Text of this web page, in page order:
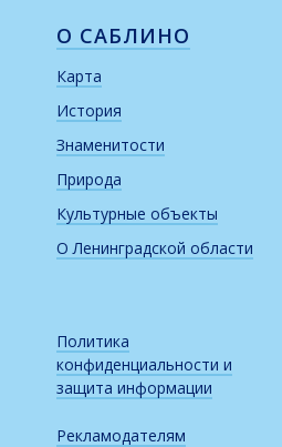
О САБЛИНО
Карта
История
Знаменитости
Природа
Культурные объекты
О Ленинградской области
Политика
конфиденциальности и
защита информации
Рекламодателям